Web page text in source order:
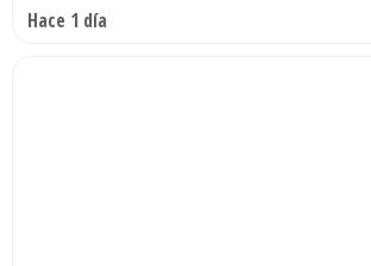
Hace 1 día